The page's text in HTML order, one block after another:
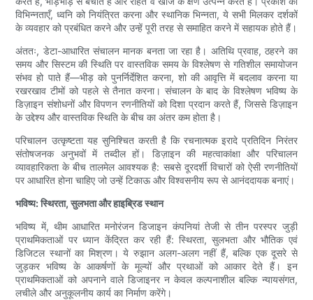
विभिन्नताएँ, ध्वनि को नियंत्रित करना और स्थानिक भिन्नता, ये सभी मिलकर दर्शकों
के व्यवहार को प्रबंधित करने और उन्हें पूरी तरह से समाहित करने में सहायक होते हैं।
अंततः, डेटा-आधारित संचालन मानक बनता जा रहा है। अतिथि प्रवाह, ठहरने का
समय और सिस्टम की स्थिति पर वास्तविक समय के विश्लेषण से गतिशील समायोजन
संभव हो पाते हैं—भीड़ को पुनर्निर्देशित करना, शो की आवृत्ति में बदलाव करना या
रखरखाव टीमों को पहले से तैनात करना। संचालन के बाद के विश्लेषण भविष्य के
डिज़ाइन संशोधनों और विपणन रणनीतियों को दिशा प्रदान करते हैं, जिससे डिज़ाइन
के उद्देश्य और वास्तविक स्थिति के बीच का अंतर कम होता है।
परिचालन उत्कृष्टता यह सुनिश्चित करती है कि रचनात्मक इरादे प्रतिदिन निरंतर
संतोषजनक अनुभवों में तब्दील हों। डिज़ाइन की महत्वाकांक्षा और परिचालन
व्यावहारिकता के बीच तालमेल आवश्यक है: सबसे दूरदर्शी विचारों को ऐसी रणनीतियों
पर आधारित होना चाहिए जो उन्हें टिकाऊ और विश्वसनीय रूप से आनंददायक बनाएं।
भविष्य: स्थिरता, सुलभता और हाइब्रिड स्थान
भविष्य में, थीम आधारित मनोरंजन डिजाइन कंपनियां तेजी से तीन परस्पर जुड़ी
प्राथमिकताओं पर ध्यान केंद्रित कर रही हैं: स्थिरता, सुलभता और भौतिक एवं
डिजिटल स्थानों का मिश्रण। ये रुझान अलग-अलग नहीं हैं, बल्कि एक दूसरे से
जुड़कर भविष्य के आकर्षणों के मूल्यों और प्रथाओं को आकार देते हैं। इन
प्राथमिकताओं को अपनाने वाले डिजाइनर न केवल कल्पनाशील बल्कि न्यायसंगत,
लचीले और अनुकूलनीय कार्य का निर्माण करेंगे।